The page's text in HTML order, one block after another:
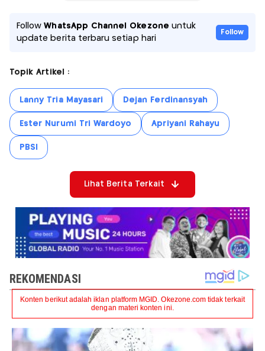
FollowWhatsApp Channel Okezone untuk
update berita terbaru setiap hari
Follow
Topik Artikel :
Lanny Tria Mayasari Dejan Ferdinansyah
Ester Nurumi Tri Wardoyo Apriyani Rahayu
PBSI
Lihat Berita Terkait